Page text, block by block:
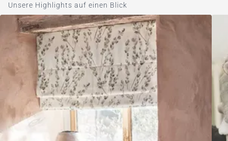
Unsere Highlights auf einen Blick